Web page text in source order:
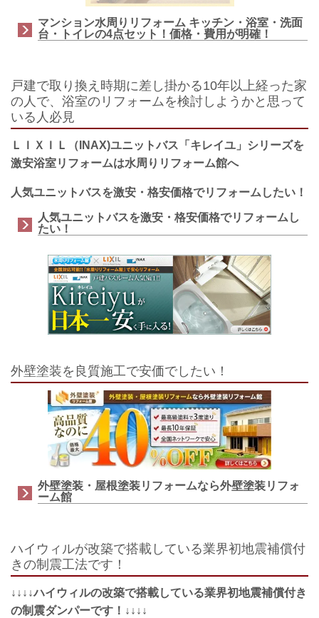
マンション水周りリフォーム キッチン・浴室・洗面
台・トイレの4点セット！価格・費用が明確！
戸建で取り換え時期に差し掛かる10年以上経った家
の人で、浴室のリフォームを検討しようかと思って
いる人必見
ＬＩＸＩＬ（INAX)ユニットバス「キレイユ」シリーズを
激安浴室リフォームは水周りリフォーム館へ
人気ユニットバスを激安・格安価格でリフォームしたい！
人気ユニットバスを激安・格安価格でリフォームし
たい！
外壁塗装を良質施工で安価でしたい！
外壁塗装・屋根塗装リフォームなら外壁塗装リフォ
ーム館
ハイウィルが改築で搭載している業界初地震補償付
きの制震工法です！
↓↓↓↓ハイウィルの改築で搭載している業界初地震補償付き
の制震ダンパーです！↓↓↓↓